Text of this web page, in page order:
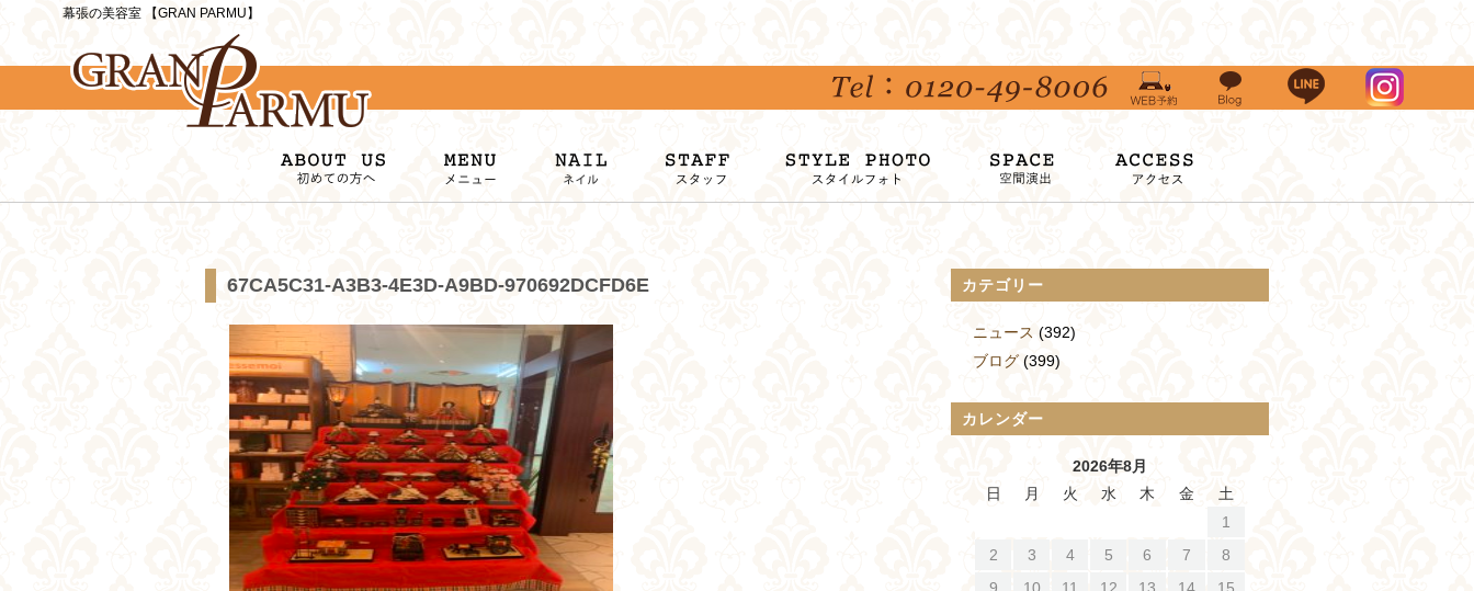
幕張の美容室 【GRAN PARMU】
67CA5C31-A3B3-4E3D-A9BD-970692DCFD6E カテゴリー
ニュース (392)
ブログ(399)
カレンダー
2026年8月
日
月 火 水 木 金
土
1
2
3 4 5 6 7
8